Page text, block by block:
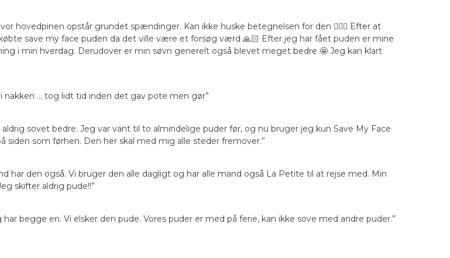
hovedpinen opstår grundet spændinger. Kan ikke huske betegnelsen for den 🤷🏼‍♀‍ Efter at
save my face puden da det ville være et forsøg værd 🙏🏻 Efter jeg har fået puden er mine
i min hverdag. Derudover er min søvn generelt også blevet meget bedre 🤩 Jeg kan klart
... tog lidt tid inden det gav pote men gør”
sovet bedre. Jeg var vant til to almindelige puder før, og nu bruger jeg kun Save My Face
som førhen. Den her skal med mig alle steder fremover.”
har den også. Vi bruger den alle dagligt og har alle mand også La Petite til at rejse med. Min
skifter aldrig pude!!”
begge en. Vi elsker den pude. Vores puder er med på ferie, kan ikke sove med andre puder.”